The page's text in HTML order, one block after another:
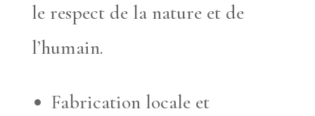
le respect de la nature et de
l’humain.
Fabrication locale et